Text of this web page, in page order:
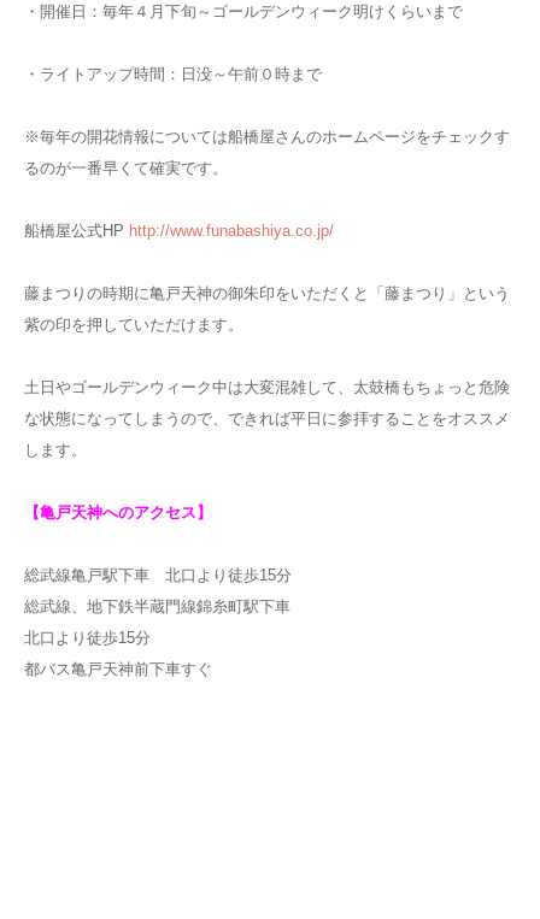
・開催日：毎年４月下旬～ゴールデンウィーク明けくらいまで
・ライトアップ時間：日没～午前０時まで
※毎年の開花情報については船橋屋さんのホームページをチェックす
るのが一番早くて確実です。
船橋屋公式HP http://www.funabashiya.co.jp/
藤まつりの時期に亀戸天神の御朱印をいただくと「藤まつり」という
紫の印を押していただけます。
土日やゴールデンウィーク中は大変混雑して、太鼓橋もちょっと危険
な状態になってしまうので、できれば平日に参拝することをオススメ
します。
【亀戸天神へのアクセス】
総武線亀戸駅下車 北口より徒歩15分
総武線、地下鉄半蔵門線錦糸町駅下車
北口より徒歩15分
都バス亀戸天神前下車すぐ